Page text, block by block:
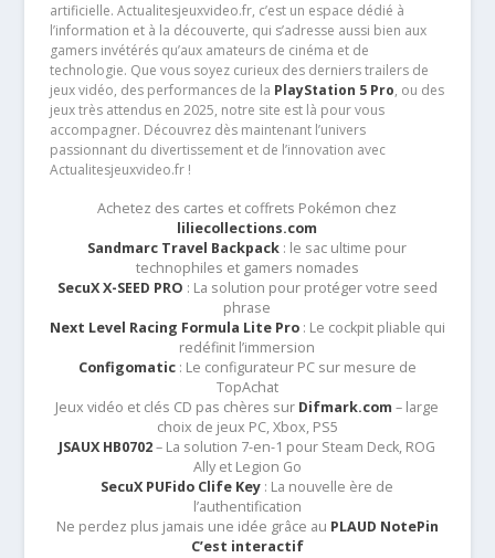
artificielle. Actualitesjeuxvideo.fr, c’est un espace dédié à
l’information et à la découverte, qui s’adresse aussi bien aux
gamers invétérés qu’aux amateurs de cinéma et de
technologie. Que vous soyez curieux des derniers trailers de
jeux vidéo, des performances de la PlayStation 5 Pro, ou des
jeux très attendus en 2025, notre site est là pour vous
accompagner. Découvrez dès maintenant l’univers
passionnant du divertissement et de l’innovation avec
Actualitesjeuxvideo.fr !
Achetez des cartes et coffrets Pokémon chez
liliecollections.com
Sandmarc Travel Backpack : le sac ultime pour
technophiles et gamers nomades
SecuX X-SEED PRO : La solution pour protéger votre seed
phrase
Next Level Racing Formula Lite Pro: Le cockpit pliable qui
redéfinit l’immersion
Configomatic: Le configurateur PC sur mesure de
TopAchat
Jeux vidéo et clés CD pas chères sur Difmark.com – large
choix de jeux PC, Xbox, PS5
JSAUX HB0702– La solution 7-en-1 pour Steam Deck, ROG
Ally et Legion Go
SecuX PUFido Clife Key : La nouvelle ère de
l’authentification
Ne perdez plus jamais une idée grâce au PLAUD NotePin
C’est interactif